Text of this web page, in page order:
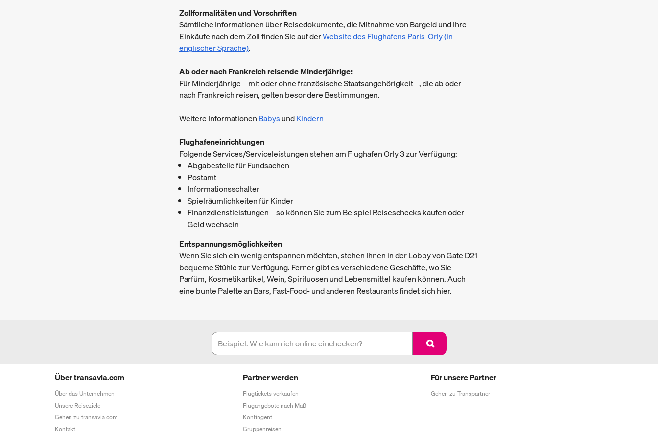
Zollformalitäten und Vorschriften
Sämtliche Informationen über Reisedokumente, die Mitnahme von Bargeld und Ihre
Einkäufe nach dem Zoll finden Sie auf derWebsite des Flughafens Paris-Orly (in
englischer Sprache).
Ab oder nach Frankreich reisende Minderjährige:
Für Minderjährige – mit oder ohne französische Staatsangehörigkeit –, die ab oder
nach Frankreich reisen, gelten besondere Bestimmungen.
Weitere InformationenBabysundKindern
Flughafeneinrichtungen
Folgende Services/Serviceleistungen stehen am Flughafen Orly 3 zur Verfügung:
Abgabestelle für Fundsachen
Postamt
Informationsschalter
Spielräumlichkeiten für Kinder
Finanzdienstleistungen – so können Sie zum Beispiel Reiseschecks kaufen oder
Geld wechseln
Entspannungsmöglichkeiten
Wenn Sie sich ein wenig entspannen möchten, stehen Ihnen in der Lobby von Gate D21
bequeme Stühle zur Verfügung. Ferner gibt es verschiedene Geschäfte, wo Sie
Parfüm, Kosmetikartikel, Wein, Spirituosen und Lebensmittel kaufen können. Auch
eine bunte Palette an Bars, Fast-Food- und anderen Restaurants findet sich hier.
Über transavia.com
Über das Unternehmen
Unsere Reiseziele
Gehen zu transavia.com
Kontakt
Partner werden
Flugtickets verkaufen
Flugangebote nach Maß
Kontingent
Gruppenreisen
Für unsere Partner
Gehen zu Transpartner